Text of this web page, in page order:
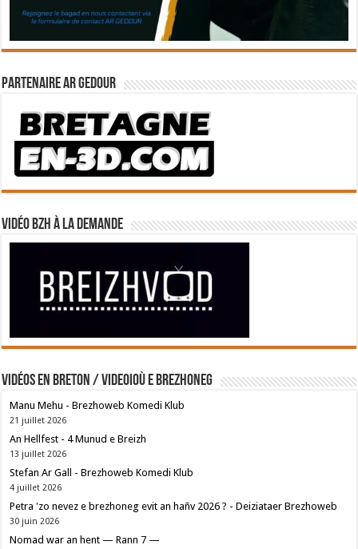
Partenaire Ar Gedour
Vidéo BZH à la demande
Vidéos en breton / Videoioù e brezhoneg
Manu Mehu - Brezhoweb Komedi Klub
21 juillet 2026
An Hellfest - 4 Munud e Breizh
13 juillet 2026
Stefan Ar Gall - Brezhoweb Komedi Klub
4 juillet 2026
Petra 'zo nevez e brezhoneg evit an hañv 2026 ? - Deiziataer Brezhoweb
30 juin 2026
Nomad war an hent — Rann 7 —